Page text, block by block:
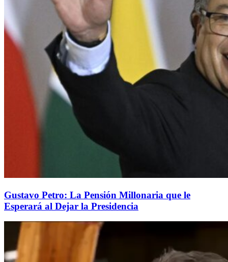
Gustavo Petro: La Pensión Millonaria que le
Esperará al Dejar la Presidencia